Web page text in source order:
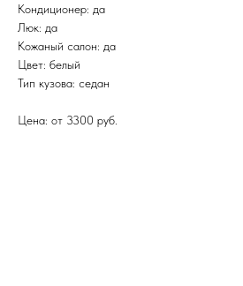
Кондиционер: да
Люк: да
Кожаный салон: да
Цвет: белый
Тип кузова: седан
Цена: от 3300 руб.